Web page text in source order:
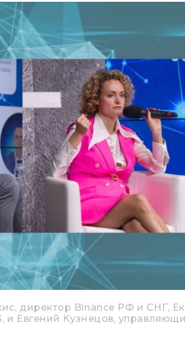
директор Binance РФ и СНГ,
и Евгений Кузнецов,